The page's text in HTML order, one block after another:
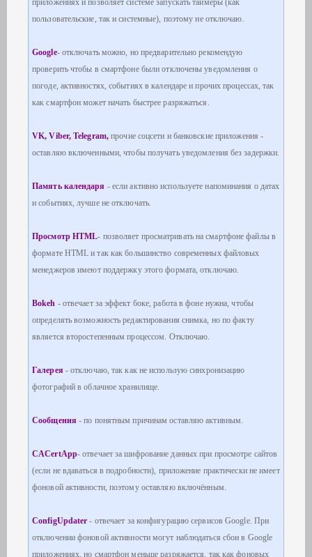
пользовательские, так и системные), поэтому не отключаю.
Google- отключать можно, но предварительно рекомендую
проверить чтобы в смартфоне были отключены уведомления о
погоде, активностях, событиях в календаре и прочих процессах, так
как смартфон может начать быстрее разряжаться.
VK, Viber, Telegram, прочие соцсети и банковские приложения -
оставляю включенными, чтобы получать уведомления без задержки.
Память календаря - если активно используете напоминания о датах
и событиях, лучше не отключать.
Просмотр HTML- позволяет просматривать на смартфоне файлы в
формате HTML и так как большинство современных файловых
менеджеров имеют поддержку этого формата, отключаю.
Bokeh - отвечает за эффект боке, работа в фоне нужна, чтобы
определять возможность редактирования снимка, но по факту
является второстепенным процессом. Отключаю.
Галерея - отключаю, так как не использую синхронизацию
фотографий в облачное хранилище.
Сообщения - по понятным причинам оставляю активным.
CACertApp- отвечает за шифрование данных при просмотре сайтов
(если не вдаваться в подробности), приложение практически не имеет
фоновой активности, поэтому оставляю включённым.
ConfigUpdater - отвечает за конфигурацию сервисов Google. При
отключении фоновой активности могут наблюдаться сбои в Google
приложениях, но смартфон меньше разряжается, так как фоновых